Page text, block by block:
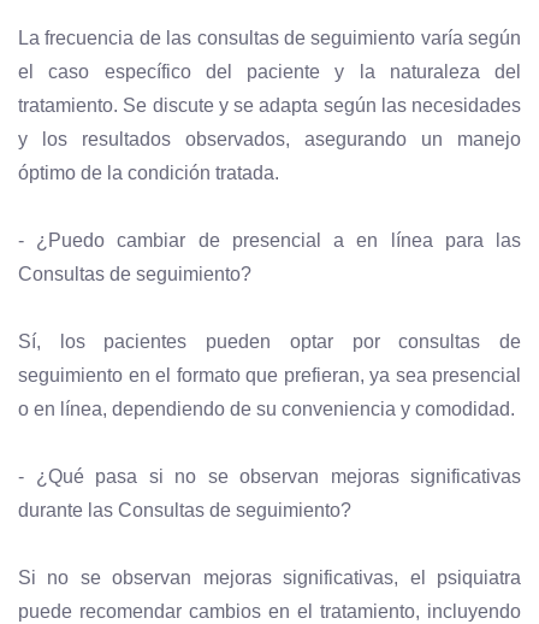
La frecuencia de las consultas de seguimiento varía según
el caso específico del paciente y la naturaleza del
tratamiento. Se discute y se adapta según las necesidades
y los resultados observados, asegurando un manejo
óptimo de la condición tratada.
- ¿Puedo cambiar de presencial a en línea para las
Consultas de seguimiento?
Sí, los pacientes pueden optar por consultas de
seguimiento en el formato que prefieran, ya sea presencial
o en línea, dependiendo de su conveniencia y comodidad.
- ¿Qué pasa si no se observan mejoras significativas
durante las Consultas de seguimiento?
Si no se observan mejoras significativas, el psiquiatra
puede recomendar cambios en el tratamiento, incluyendo